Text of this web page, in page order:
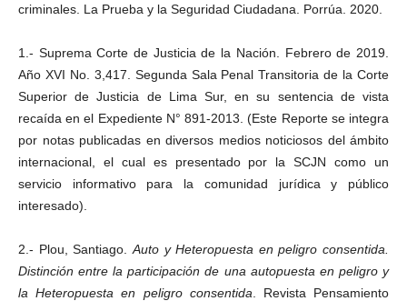
criminales. La Prueba y la Seguridad Ciudadana. Porrúa. 2020.
1.- Suprema Corte de Justicia de la Nación. Febrero de 2019.
Año XVI No. 3,417. Segunda Sala Penal Transitoria de la Corte
Superior de Justicia de Lima Sur, en su sentencia de vista
recaída en el Expediente N° 891-2013. (Este Reporte se integra
por notas publicadas en diversos medios noticiosos del ámbito
internacional, el cual es presentado por la SCJN como un
servicio informativo para la comunidad jurídica y público
interesado).
2.- Plou, Santiago. Auto y Heteropuesta en peligro consentida.
Distinción entre la participación de una autopuesta en peligro y
la Heteropuesta en peligro consentida . Revista Pensamiento